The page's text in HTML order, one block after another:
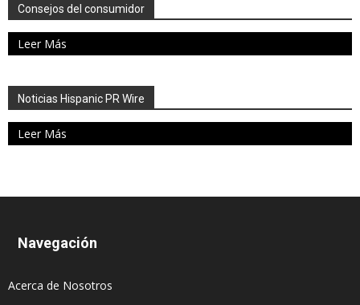
Consejos del consumidor
Leer Más
Noticias Hispanic PR Wire
Leer Más
Navegación
Acerca de Nosotros